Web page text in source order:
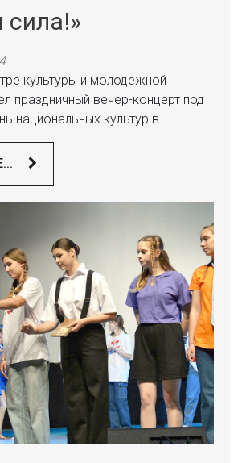
сила!»
культуры и молодежной
праздничный вечер-концерт под
национальных культур в...